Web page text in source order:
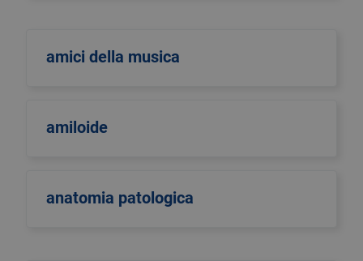
amici della musica
amiloide
anatomia patologica